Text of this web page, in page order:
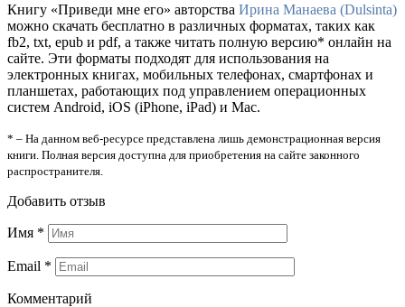
Книгу «Приведи мне его» авторства Ирина Манаева (Dulsinta)
можно скачать бесплатно в различных форматах, таких как
fb2, txt, epub и pdf, а также читать полную версию* онлайн на
сайте. Эти форматы подходят для использования на
электронных книгах, мобильных телефонах, смартфонах и
планшетах, работающих под управлением операционных
систем Android, iOS (iPhone, iPad) и Mac.
* – На данном веб-ресурсе представлена лишь демонстрационная версия
книги. Полная версия доступна для приобретения на сайте законного
распространителя.
Добавить отзыв
Имя *
Email *
Комментарий